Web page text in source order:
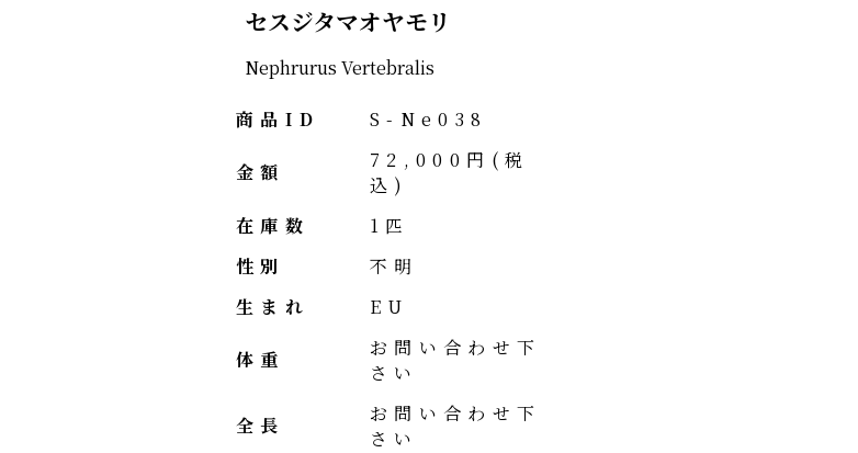
セスジタマオヤモリ
Nephrurus Vertebralis
商品ID S-Ne038
金額
72,000円(税
込)
在庫数
1匹
性別
不明
生まれ
EU
体重
お問い合わせ下
さい
全長
お問い合わせ下
さい